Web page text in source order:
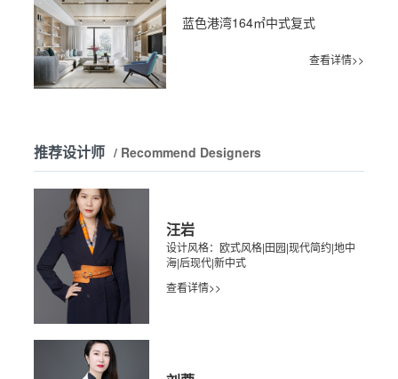
蓝色港湾164㎡中式复式
查看详情>>
推荐设计师 / Recommend Designers
汪岩
设计风格：欧式风格|田园|现代简约|地中
海|后现代|新中式
查看详情>>